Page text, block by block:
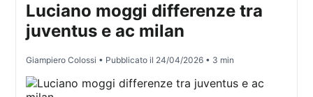
Luciano moggi differenze tra
juventus e ac milan
Giampiero Colossi • Pubblicato il 24/04/2026 • 3 min